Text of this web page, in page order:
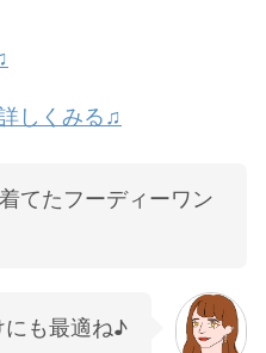
しくみる♫
てたフーディーワン
にも最適ね♪